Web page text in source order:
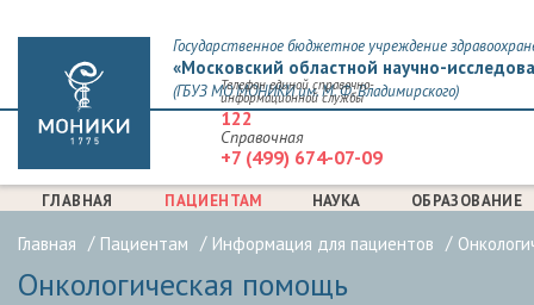
Государственное бюджетное учреждение
«Московский областной научно-
(ГБУЗ МО МОНИКИ им. М. Ф. Владимирского)
Телефон единой справочно-
информационной службы
122
Справочная
+7 (499) 674-07-09
ГЛАВНАЯ ПАЦИЕНТАМ НАУКА ОБРАЗОВАНИЕ
Главная Пациентам Информация для пациентов
Онкологическая помощь